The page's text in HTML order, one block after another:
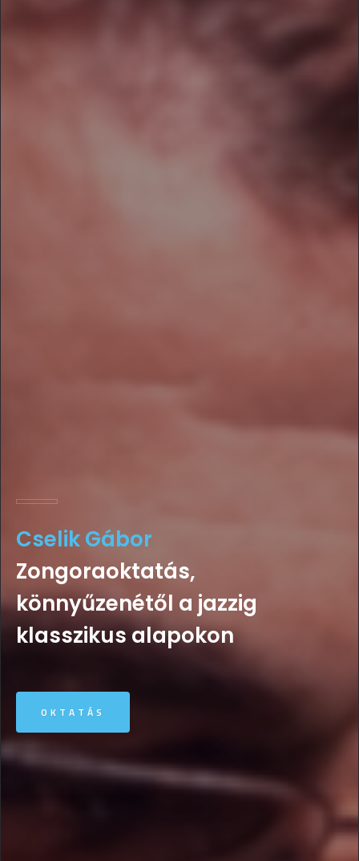
Cselik Gábor
Zongoraoktatás,
könnyűzenétől a jazzig
klasszikus alapokon
OKTATÁS
Szóló zongora
zenekari produkciók